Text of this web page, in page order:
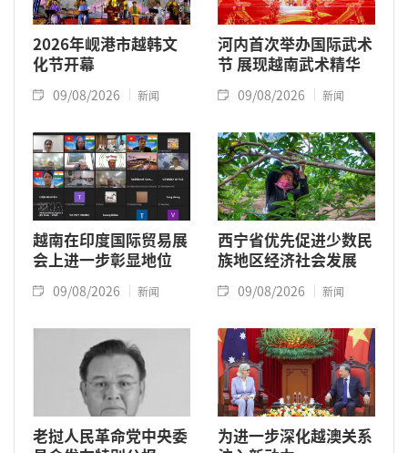
2026年岘港市越韩文
化节开幕
09/08/2026 新闻
河内首次举办国际武术
节 展现越南武术精华
09/08/2026 新闻
越南在印度国际贸易展
会上进一步彰显地位
09/08/2026 新闻
西宁省优先促进少数民
族地区经济社会发展
09/08/2026 新闻
老挝人民革命党中央委
为进一步深化越澳关系